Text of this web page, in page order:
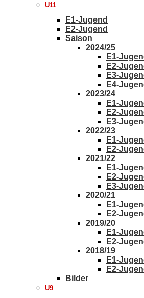
U11
E1-Jugend
E2-Jugend
Saison
2024/25
E1-
E2-
E3-
E4-
2023/24
E1-
E2-
E3-
2022/23
E1-
E2-
2021/22
E1-
E2-
E3-
2020/21
E1-
E2-
2019/20
E1-
E2-
2018/19
E1-
E2-
Bilder
U9